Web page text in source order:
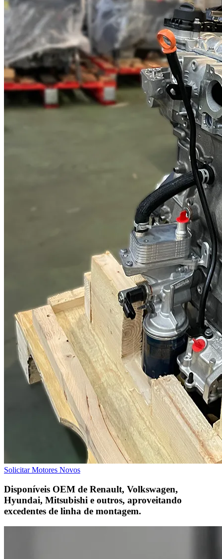
Solicitar Motores Novos
Disponíveis OEM de Renault, Volkswagen,
Hyundai, Mitsubishi e outros, aproveitando
excedentes de linha de montagem.